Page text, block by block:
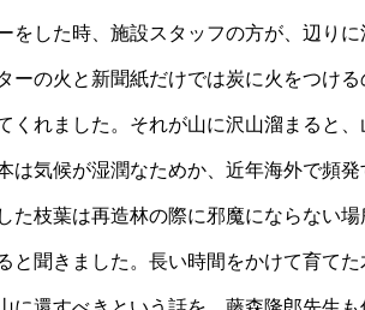
をした時、施設スタッフの方が、辺りに
ーの火と新聞紙だけでは炭に火をつける
くれました。それが山に沢山溜まると、
は気候が湿潤なためか、近年海外で頻発
た枝葉は再造林の際に邪魔にならない場
と聞きました。長い時間をかけて育てた